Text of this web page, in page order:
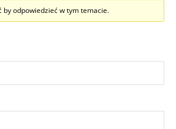
by odpowiedzieć w tym temacie.